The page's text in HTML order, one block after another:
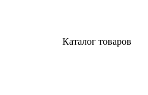
Каталог товаров